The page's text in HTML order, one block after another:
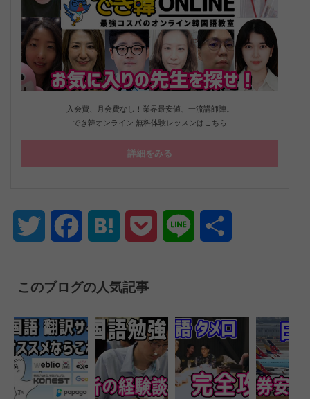
入会費、月会費なし！業界最安値、一流講師陣。
でき韓オンライン 無料体験レッスンはこちら
詳細をみる
Twitter FacebookHatena Pocket Line
このブログの人気記事